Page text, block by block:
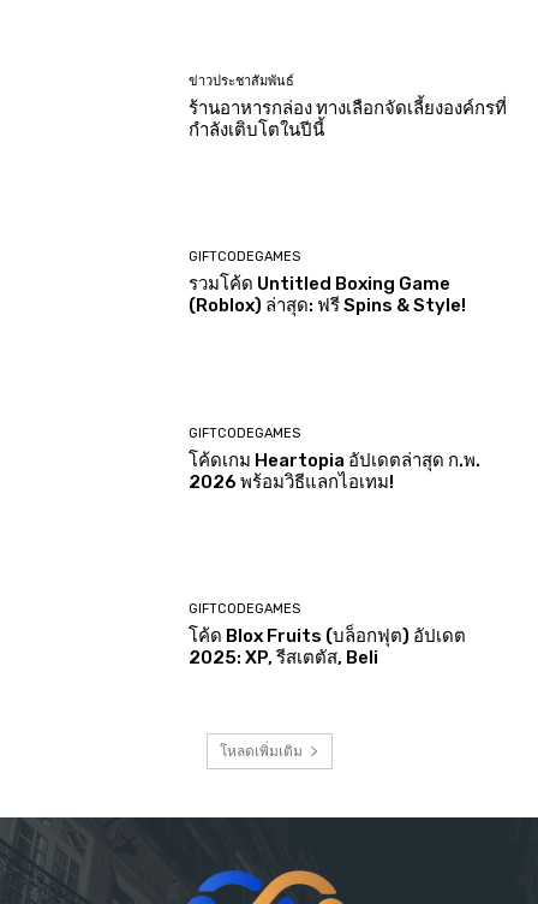
ข่าวประชาสัมพันธ์
ร้านอาหารกล่อง ทางเลือกจัดเลี้ยงองค์กรที่
กำลังเติบโตในปีนี้
GIFTCODEGAMES
รวมโค้ด Untitled Boxing Game
(Roblox) ล่าสุด: ฟรี Spins & Style!
GIFTCODEGAMES
โค้ดเกม Heartopia อัปเดตล่าสุด ก.พ.
2026 พร้อมวิธีแลกไอเทม!
GIFTCODEGAMES
โค้ด Blox Fruits (บล็อกฟุต) อัปเดต
2025: XP, รีสเตตัส, Beli
โหลดเพิ่มเติม